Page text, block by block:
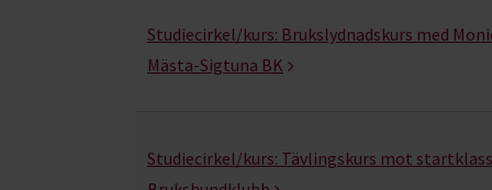
Studiecirkel/kurs: Brukslydnadskurs med
Mästa-Sigtuna BK
Studiecirkel/kurs: Tävlingskurs mot